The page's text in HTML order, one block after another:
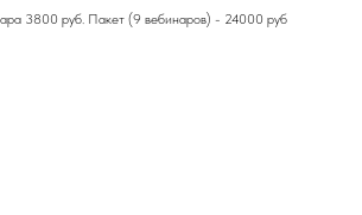
3800 руб. Пакет (9 вебинаров) - 24000 руб